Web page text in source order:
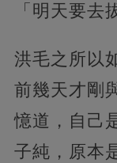
「明天要去
洪毛之所以
前幾天才剛
憶道，自己
子純，原本